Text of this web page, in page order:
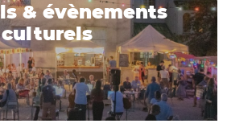
& évènements
culturels